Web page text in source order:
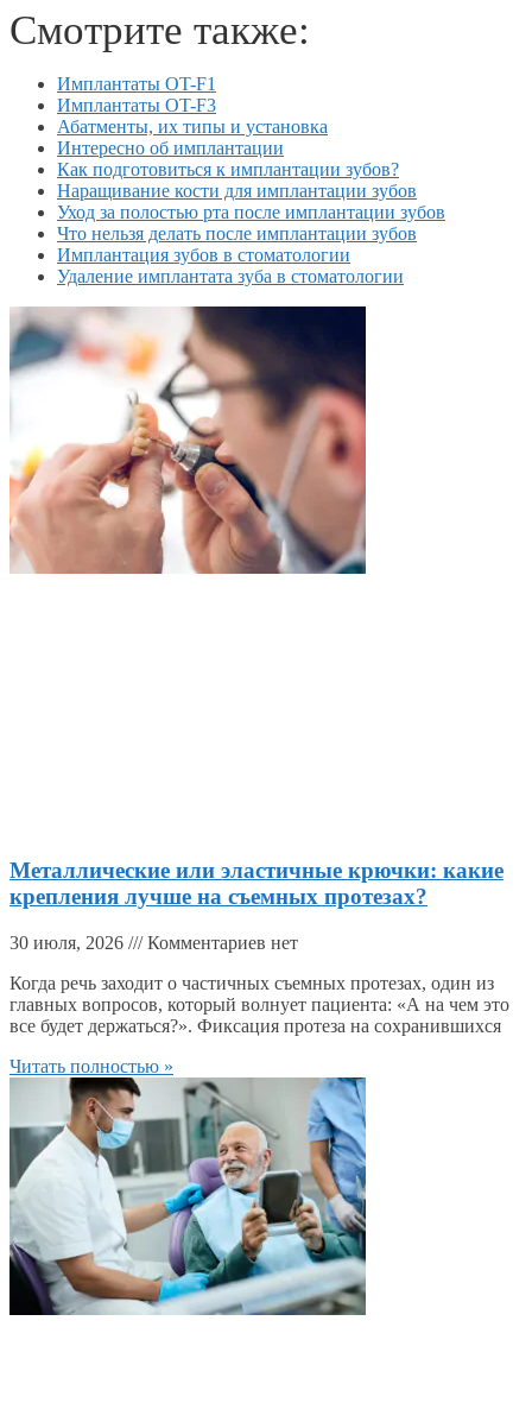
Смотрите также:
Имплантаты OT-F1
Имплантаты OT-F3
Абатменты, их типы и установка
Интересно об имплантации
Как подготовиться к имплантации зубов?
Наращивание кости для имплантации зубов
Уход за полостью рта после имплантации зубов
Что нельзя делать после имплантации зубов
Имплантация зубов в стоматологии
Удаление имплантата зуба в стоматологии
Металлические или эластичные крючки: какие
крепления лучше на съемных протезах?
30 июля, 2026
Комментариев нет
Когда речь заходит о частичных съемных протезах, один из
главных вопросов, который волнует пациента: «А на чем это
все будет держаться?». Фиксация протеза на сохранившихся
Читать полностью »